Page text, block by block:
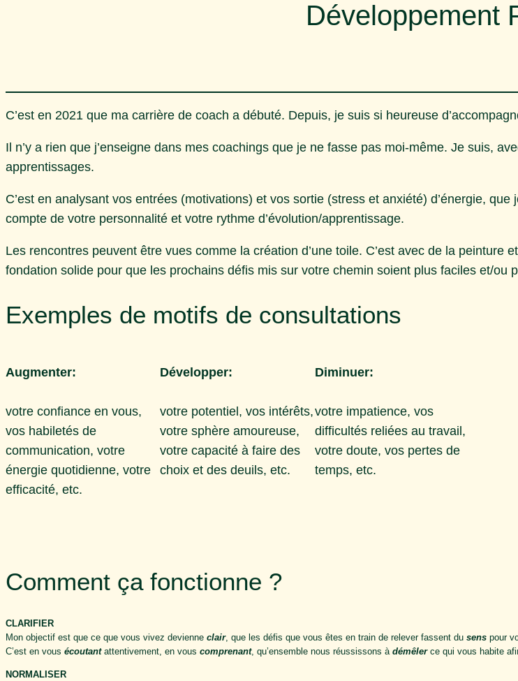
Développement
C’est en 2021 que ma carrière de coach a débuté. Depuis, je suis si heureuse
Il n’y a rien que j’enseigne dans mes coachings que je ne fasse pas moi-même. Je suis,
apprentissages.
C’est en analysant vos entrées (motivations) et vos sortie (stress et anxiété) d’énergie,
compte de votre personnalité et votre rythme d’évolution/apprentissage.
Les rencontres peuvent être vues comme la création d’une toile. C’est avec de la
fondation solide pour que les prochains défis mis sur votre chemin soient plus faciles et/ou
Exemples de motifs de consultations
Augmenter:
votre confiance en vous,
vos habiletés de
communication, votre
énergie quotidienne, votre
efficacité, etc.
Développer:
votre potentiel, vos intérêts,
votre sphère amoureuse,
votre capacité à faire des
choix et des deuils, etc.
Diminuer:
votre impatience, vos
difficultés reliées au travail,
votre doute, vos pertes de
temps, etc.
Comment ça fonctionne ?
CLARIFIER
Mon objectif est que ce que vous vivez devienne clair, que les défis que vous êtes en train de relever fassent du sens pour
C’est en vous écoutantattentivement, en vous comprenant, qu’ensemble nous réussissons à démêlerce qui vous habite
NORMALISER